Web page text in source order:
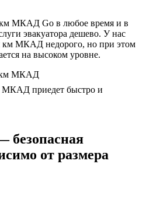
км МКАД Go в любое время и в
эвакуатора дешево. У нас
км МКАД недорого, но при этом
на высоком уровне.
МКАД приедет быстро и
безопасная
от размера